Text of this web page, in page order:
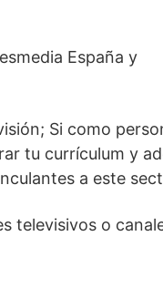
España y
Si como
tu currículum y
a este
televisivos o